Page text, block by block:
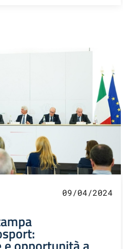
09/04/2024